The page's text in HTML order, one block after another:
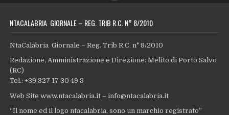
NTACALABRIA GIORNALE – REG. TRIB R.C. N° 8/2010
NtaCalabria Giornale – Reg. Trib R.C. n° 8/2010
Redazione, Amministrazione e Direzione: Melito di Porto Salvo
(RC)
Tel.: +39 327 17 30 49 8
Web Site www.ntacalabria.it – info@ntacalabria.it
“Il nome ed il logo ntacalabria, sono un marchio registrato”